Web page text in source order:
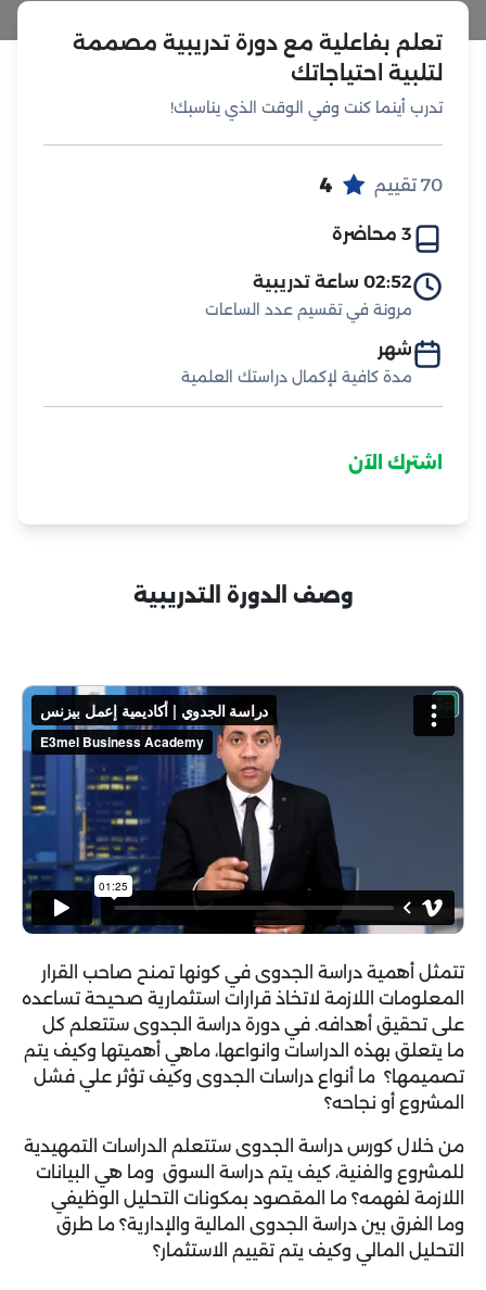
تعلم بفاعلية مع دورة تدريبية مصممة
لتلبية احتياجاتك
تدرب أينما كنت وفي الوقت الذي يناسبك!
70 تقييم 4
3 محاضرة
02:52 ساعة تدريبية
مرونة في تقسيم عدد الساعات
شهر
مدة كافية لإكمال دراستك العلمية
اشترك الآن
وصف الدورة التدريبية
تتمثل أهمية دراسة الجدوى في كونها تمنح صاحب القرار
المعلومات اللازمة لاتخاذ قرارات استثمارية صحيحة تساعده
على تحقيق أهدافه. في دورة دراسة الجدوى ستتعلم كل
ما يتعلق بهذه الدراسات وانواعها، ماهي أهميتها وكيف يتم
تصميمها؟ ما أنواع دراسات الجدوى وكيف تؤثر علي فشل
المشروع أو نجاحه؟
من خلال كورس دراسة الجدوى ستتعلم الدراسات التمهيدية
للمشروع والفنية، كيف يتم دراسة السوق وما هي البيانات
اللازمة لفهمه؟ ما المقصود بمكونات التحليل الوظيفي
وما الفرق بين دراسة الجدوى المالية والإدارية؟ ما طرق
التحليل المالي وكيف يتم تقييم الاستثمار؟